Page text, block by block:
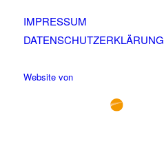
IMPRESSUM
DATENSCHUTZERKLÄRUNG
Website von